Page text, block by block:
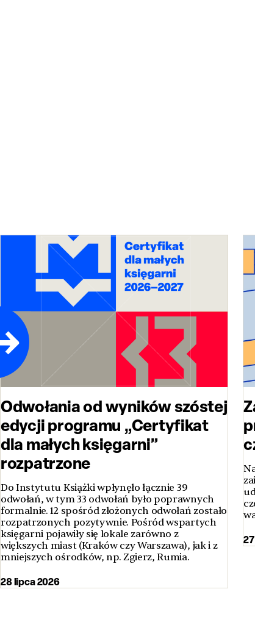
Odwołania od wyników szóstej
edycji programu „Certyfikat
dla małych księgarni”
rozpatrzone
Do Instytutu Książki wpłynęło łącznie 39
odwołań, w tym 33 odwołań było poprawnych
formalnie. 12 spośród złożonych odwołań zostało
rozpatrzonych pozytywnie. Pośród wspartych
księgarni pojawiły się lokale zarówno z
większych miast (Kraków czy Warszawa), jak i z
mniejszych ośrodków, np. Zgierz, Rumia.
28 lipca 2026